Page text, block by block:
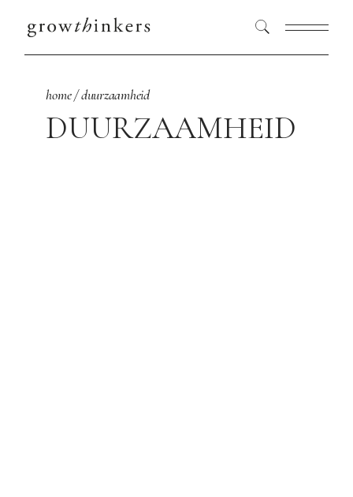
home duurzaamheid
DUURZAAMHEID